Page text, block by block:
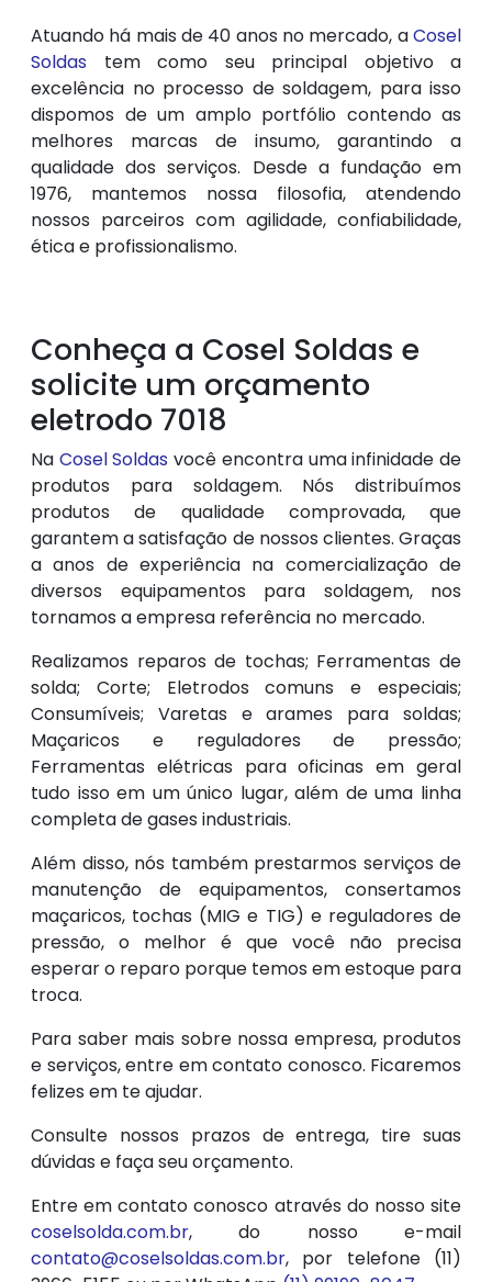
Atuando há mais de 40 anos no mercado, aCosel
Soldas tem como seu principal objetivo a
excelência no processo de soldagem, para isso
dispomos de um amplo portfólio contendo as
melhores marcas de insumo, garantindo a
qualidade dos serviços. Desde a fundação em
1976, mantemos nossa filosofia, atendendo
nossos parceiros com agilidade, confiabilidade,
ética e profissionalismo.
Conheça a Cosel Soldas e
solicite um orçamento
eletrodo 7018
Na Cosel Soldas você encontra uma infinidade de
produtos para soldagem. Nós distribuímos
produtos de qualidade comprovada, que
garantem a satisfação de nossos clientes. Graças
a anos de experiência na comercialização de
diversos equipamentos para soldagem, nos
tornamos a empresa referência no mercado.
Realizamos reparos de tochas; Ferramentas de
solda; Corte; Eletrodos comuns e especiais;
Consumíveis; Varetas e arames para soldas;
Maçaricos e reguladores de pressão;
Ferramentas elétricas para oficinas em geral
tudo isso em um único lugar, além de uma linha
completa de gases industriais.
Além disso, nós também prestarmos serviços de
manutenção de equipamentos, consertamos
maçaricos, tochas (MIG e TIG) e reguladores de
pressão, o melhor é que você não precisa
esperar o reparo porque temos em estoque para
troca.
Para saber mais sobre nossa empresa, produtos
e serviços, entre em contato conosco. Ficaremos
felizes em te ajudar.
Consulte nossos prazos de entrega, tire suas
dúvidas e faça seu orçamento.
Entre em contato conosco através do nosso site
coselsolda.com.br, do nosso e-mail
contato@coselsoldas.com.br, por telefone (11)